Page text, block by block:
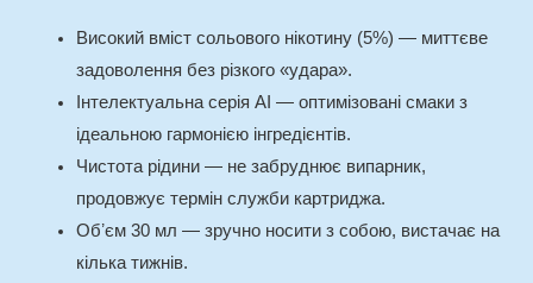
Високий вміст сольового нікотину (5%) — миттєве
задоволення без різкого «удара».
Інтелектуальна серія AI — оптимізовані смаки з
ідеальною гармонією інгредієнтів.
Чистота рідини — не забруднює випарник,
продовжує термін служби картриджа.
Обʼєм 30 мл — зручно носити з собою, вистачає на
кілька тижнів.